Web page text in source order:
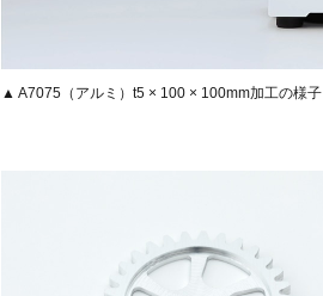
▲ A7075（アルミ）t5 × 100 × 100mm加工の様子